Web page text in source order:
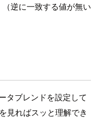
逆に一致する値が無い
タブレンドを設定して
を見ればスッと理解でき